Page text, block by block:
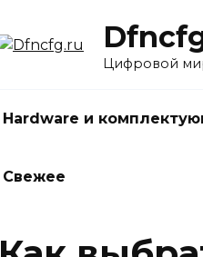
Цифровой
Hardware и
Свежее